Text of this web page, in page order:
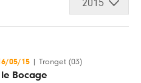
2015
05/15 Tronget (03)
le Bocage